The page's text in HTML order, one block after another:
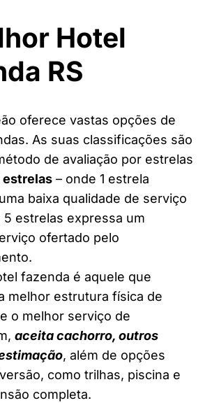
Hotel
RS
oferece vastas opções de
As suas classificações são
de avaliação por estrelas
estrelas – onde 1 estrela
baixa qualidade de serviço
5 estrelas expressa um
ofertado pelo
fazenda é aquele que
melhor estrutura física de
o melhor serviço de
aceita cachorro, outros
, além de opções
como trilhas, piscina e
completa.